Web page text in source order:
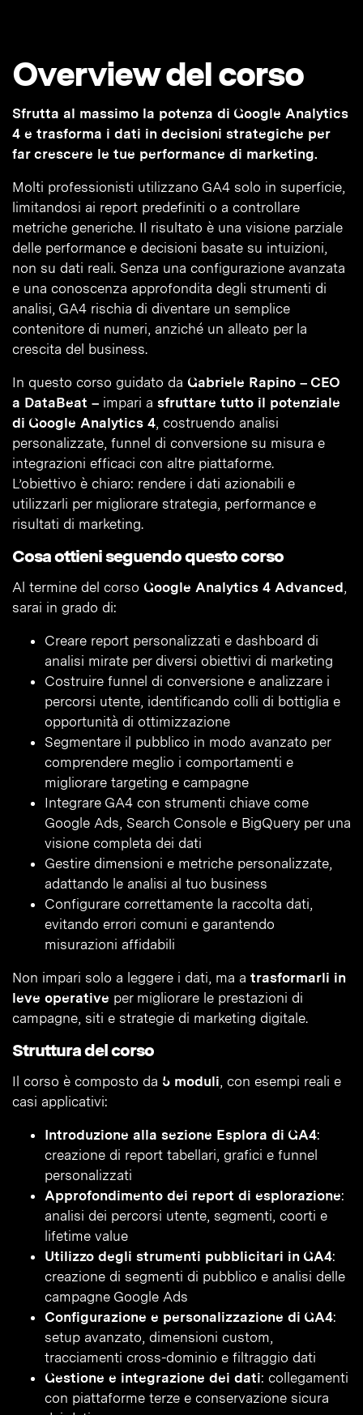
Overview del corso
Sfrutta al massimo la potenza di Google Analytics
4 e trasforma i dati in decisioni strategiche per
far crescere le tue performance di marketing.
Molti professionisti utilizzano GA4 solo in superficie,
limitandosi ai report predefiniti o a controllare
metriche generiche. Il risultato è una visione parziale
delle performance e decisioni basate su intuizioni,
non su dati reali. Senza una configurazione avanzata
e una conoscenza approfondita degli strumenti di
analisi, GA4 rischia di diventare un semplice
contenitore di numeri, anziché un alleato per la
crescita del business.
In questo corso guidato da Gabriele Rapino – CEO
a DataBeat – impari a sfruttare tutto il potenziale
di Google Analytics 4, costruendo analisi
personalizzate, funnel di conversione su misura e
integrazioni efficaci con altre piattaforme.
L’obiettivo è chiaro: rendere i dati azionabili e
utilizzarli per migliorare strategia, performance e
risultati di marketing.
Cosa ottieni seguendo questo corso
Al termine del corso Google Analytics 4 Advanced,
sarai in grado di:
Creare report personalizzati e dashboard di
analisi mirate per diversi obiettivi di marketing
Costruire funnel di conversione e analizzare i
percorsi utente, identificando colli di bottiglia e
opportunità di ottimizzazione
Segmentare il pubblico in modo avanzato per
comprendere meglio i comportamenti e
migliorare targeting e campagne
Integrare GA4 con strumenti chiave come
Google Ads, Search Console e BigQuery per una
visione completa dei dati
Gestire dimensioni e metriche personalizzate,
adattando le analisi al tuo business
Configurare correttamente la raccolta dati,
evitando errori comuni e garantendo
misurazioni affidabili
Non impari solo a leggere i dati, ma a trasformarli in
leve operative per migliorare le prestazioni di
campagne, siti e strategie di marketing digitale.
Struttura del corso
Il corso è composto da 5 moduli, con esempi reali e
casi applicativi:
Introduzione alla sezione Esplora di GA4:
creazione di report tabellari, grafici e funnel
personalizzati
Approfondimento dei report di esplorazione:
analisi dei percorsi utente, segmenti, coorti e
lifetime value
Utilizzo degli strumenti pubblicitari in GA4:
creazione di segmenti di pubblico e analisi delle
campagne Google Ads
Configurazione e personalizzazione di GA4:
setup avanzato, dimensioni custom,
tracciamenti cross-dominio e filtraggio dati
Gestione e integrazione dei dati: collegamenti
con piattaforme terze e conservazione sicura